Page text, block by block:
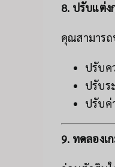
8. ปรับแต่ง
คุณสามารถ
ปรับค
ปรับร
ปรับค่
9. ทดลองเ